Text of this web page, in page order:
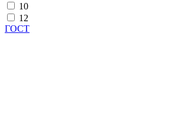
10
12
ГОСТ